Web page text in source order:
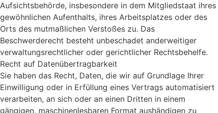
Aufsichtsbehörde, insbesondere in dem Mitgliedstaat ihres
gewöhnlichen Aufenthalts, ihres Arbeitsplatzes oder des
Orts des mutmaßlichen Verstoßes zu. Das
Beschwerderecht besteht unbeschadet anderweitiger
verwaltungsrechtlicher oder gerichtlicher Rechtsbehelfe.
Recht auf Datenübertragbarkeit
Sie haben das Recht, Daten, die wir auf Grundlage Ihrer
Einwilligung oder in Erfüllung eines Vertrags automatisiert
verarbeiten, an sich oder an einen Dritten in einem
gängigen, maschinenlesbaren Format aushändigen zu